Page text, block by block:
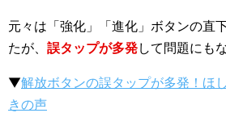
元々は「強化」「進化」ボタンの直
たが、 誤タップが多発して問題にも
▼解放ボタンの誤タップが多発！ほ
きの声